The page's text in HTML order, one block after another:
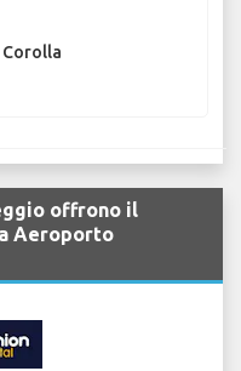
offrono il
Aeroporto